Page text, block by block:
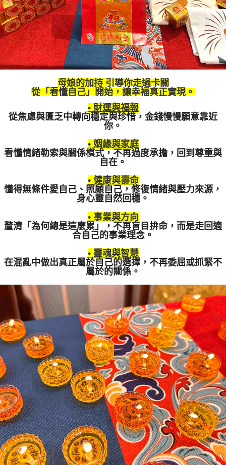
母娘的加持 引導你走過卡關
從「看懂自己」開始， 讓幸福真正實現。
• 財運與福報
從焦慮與匱乏中轉向穩定與珍惜，金錢慢慢願意靠近
你。
• 姻緣與家庭
看懂情緒勒索與關係模式，不再過度承擔，回到尊重與
自在。
• 健康與壽命
懂得無條件愛自己、照顧自己，修復情緒與壓力來源，
身心靈自然回穩。
• 事業與方向
釐清「為何總是這麼累」，不再盲目拚命， 而是走回適
合自己的事業理念。
• 靈魂與智慧
在混亂中做出真正屬於自己的選擇，不再委屈或抓緊不
屬於的關係。